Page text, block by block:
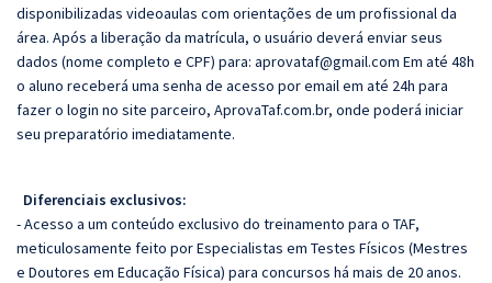
disponibilizadas videoaulas com orientações de um profissional da
área. Após a liberação da matrícula, o usuário deverá enviar seus
dados (nome completo e CPF) para: aprovataf@gmail.com Em até 48h
o aluno receberá uma senha de acesso por email em até 24h para
fazer o login no site parceiro, AprovaTaf.com.br, onde poderá iniciar
seu preparatório imediatamente.
Diferenciais exclusivos:
- Acesso a um conteúdo exclusivo do treinamento para o TAF,
meticulosamente feito por Especialistas em Testes Físicos (Mestres
e Doutores em Educação Física) para concursos há mais de 20 anos.